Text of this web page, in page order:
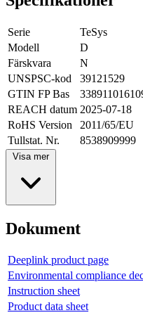
Serie
TeSys
Modell
D
Färskvara
N
UNSPSC-kod
39121529
GTIN FP Bas
REACH datum 2025-07-18
RoHS Version
2011/65/EU
Tullstat. Nr.
8538909999
Visa mer
Dokument
Deeplink product page
Environmental compliance
Instruction sheet
Product data sheet